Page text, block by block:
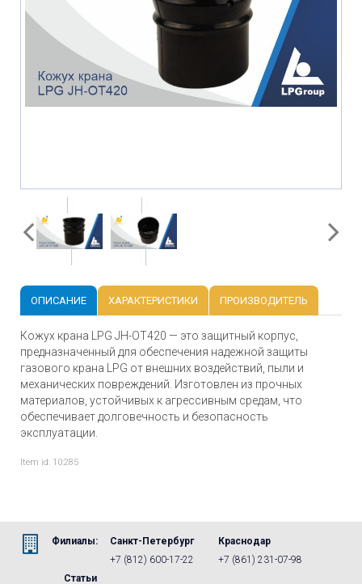
ОПИСАНИЕ ХАРАКТЕРИСТИКИ ПРОИЗВОДИТЕЛЬ
Кожух крана LPG JH-OT420 — это защитный корпус,
предназначенный для обеспечения надежной защиты
газового крана LPG от внешних воздействий, пыли и
механических повреждений. Изготовлен из прочных
материалов, устойчивых к агрессивным средам, что
обеспечивает долговечность и безопасность
эксплуатации.
Item id: 10:285
Филиалы:
Санкт-Петербург
+7 (812) 600-17-22
Краснодар
+7 (861) 231-07-98
Статьи